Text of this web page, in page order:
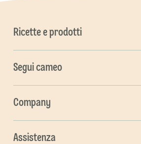
Ricette e prodotti
Segui cameo
Company
Assistenza